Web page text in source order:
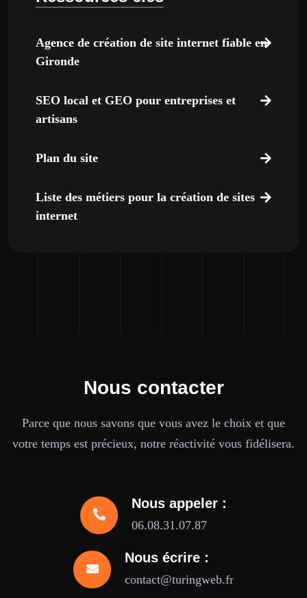
Agence de création de site internet fiable en
Gironde
SEO local et GEO pour entreprises et
artisans
Plan du site
Liste des métiers pour la création de sites
internet
Nous contacter
Parce que nous savons que vous avez le choix et que
votre temps est précieux, notre réactivité vous fidélisera.
Nous appeler :
06.08.31.07.87
Nous écrire :
contact@turingweb.fr